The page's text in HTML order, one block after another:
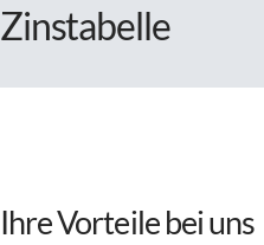
Zinstabelle
Ihre Vorteile bei uns